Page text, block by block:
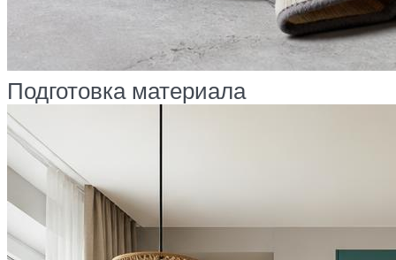
Подготовка материала